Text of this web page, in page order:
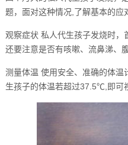
题，面对这种情况,了解基本的应
观察症状 私人代生孩子发烧时，
还要注意是否有咳嗽、流鼻涕、
测量体温 使用安全、准确的体
生孩子的体温若超过37.5℃,即可